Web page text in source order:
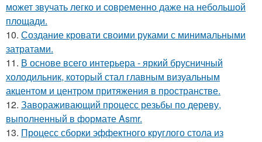
может звучать легко и современно даже на небольшой
площади.
10. Создание кровати своими руками с минимальными
затратами.
11. В основе всего интерьера - яркий брусничный
холодильник, который стал главным визуальным
акцентом и центром притяжения в пространстве.
12. Завораживающий процесс резьбы по дереву,
выполненный в формате Asmr.
13. Процесс сборки эффектного круглого стола из